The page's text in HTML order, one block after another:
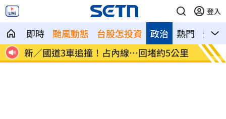
登入
即時 颱風動態 台股怎投資 熱門 影音
政治
1事 新／國道3車追撞！占內線…回堵約5公里 韓男